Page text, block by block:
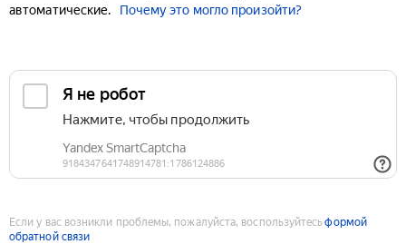
автоматические.
Почему это могло произойти?
Если у вас возникли проблемы, пожалуйста, воспользуйтесьформой
обратной связи